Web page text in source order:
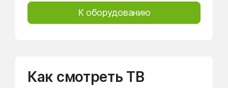
К оборудованию
Как смотреть ТВ